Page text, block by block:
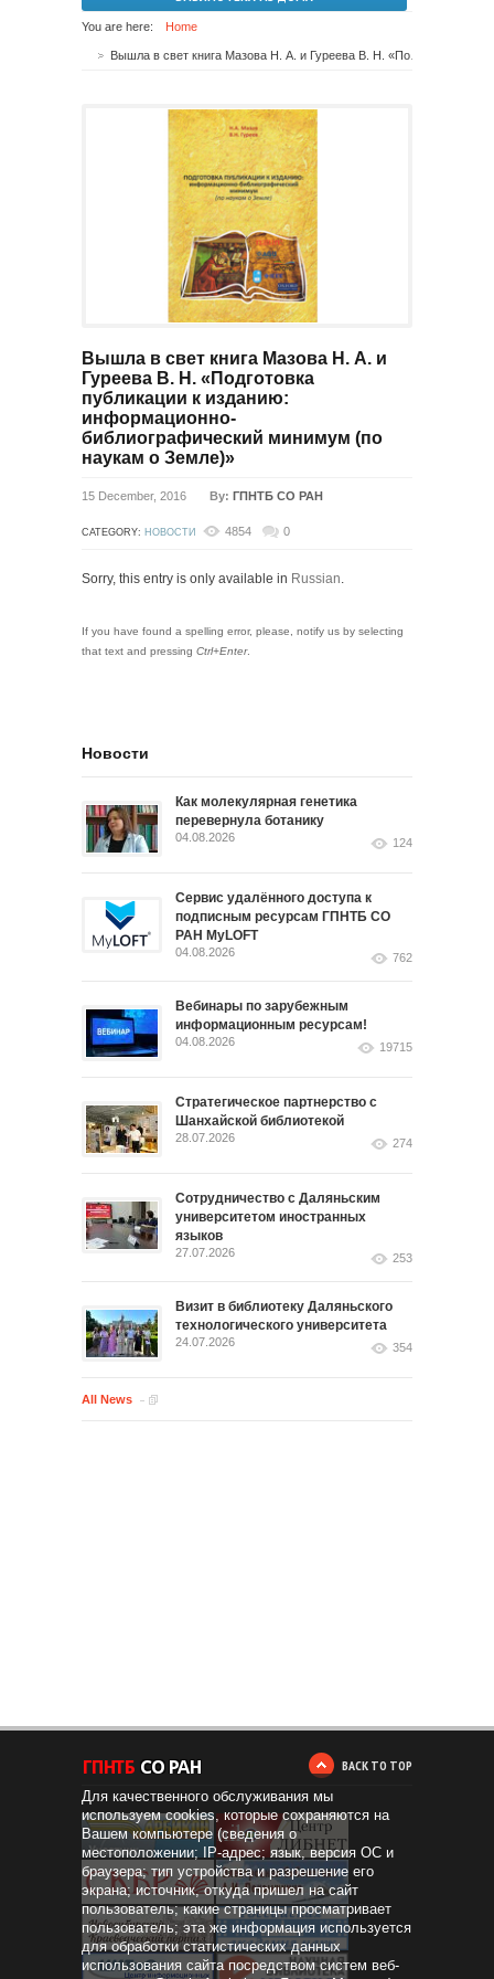
You are here: Home
Вышла в свет книга Мазова Н. А. и
Гуреева В. Н. «Подготовка
публикации к изданию:
информационно-
библиографический минимум (по
наукам о Земле)»
15 December, 2016 By: ГПНТБ СО РАН
CATEGORY: НОВОСТИ 4854 0
Sorry, this entry is only available in Russian.
If you have found a spelling error, please, notify us by selecting
that text and pressing Ctrl+Enter.
Новости
Как молекулярная генетика
перевернула ботанику
04.08.2026 124
Сервис удалённого доступа к
подписным ресурсам ГПНТБ СО
РАН MyLOFT
04.08.2026 762
Вебинары по зарубежным
информационным ресурсам!
04.08.2026 19715
Стратегическое партнерство с
Шанхайской библиотекой
28.07.2026 274
Сотрудничество с Даляньским
университетом иностранных
языков
27.07.2026 253
Визит в библиотеку Даляньского
технологического университета
24.07.2026 354
All News
BACK TO TOP
Для качественного обслуживания мы
используем cookies, которые сохраняются на
Вашем компьютере (сведения о
местоположении; IP-адрес; язык, версия ОС и
браузера; тип устройства и разрешение его
экрана; источник, откуда пришел на сайт
пользователь; какие страницы просматривает
пользователь; эта же информация используется
для обработки статистических данных
использования сайта посредством систем веб-